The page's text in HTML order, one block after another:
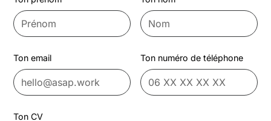
Ton email Ton numéro de téléphone
Ton CV